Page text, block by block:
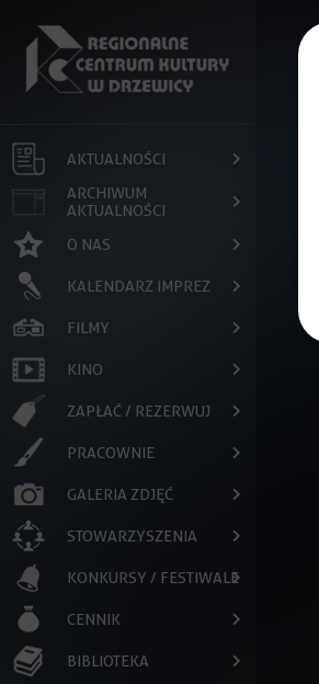
AKTUALNOŚCI
ARCHIWUM
AKTUALNOŚCI
O NAS
KALENDARZ IMPREZ
FILMY
KINO
ZAPŁAĆ / REZERWUJ
PRACOWNIE
GALERIA ZDJĘĆ
STOWARZYSZENIA
KONKURSY / FESTIWALE
CENNIK
BIBLIOTEKA